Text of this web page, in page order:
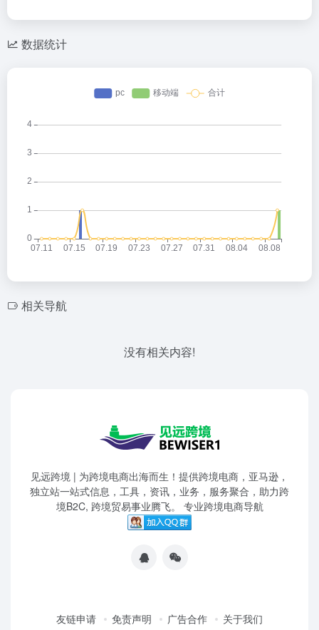
数据统计
相关导航
没有相关内容!
见远跨境 | 为跨境电商出海而生！提供跨境电商，亚马逊，
独立站一站式信息，工具，资讯，业务，服务聚合，助力跨
境B2C, 跨境贸易事业腾飞。 专业跨境电商导航
友链申请 免责声明 广告合作 关于我们